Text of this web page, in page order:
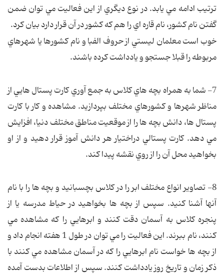
ترتيب ادامه مي يابد. در نوع ديگري از اين فعاليت مي توان ضمن
گفتن نام كشور، نام قاره اي را هم كه كشور در آن قرار دارد بيان كرد.
خوب است معلمان ليستي از حروف الفبا و نام كشورها يا شهرهاي
مربوطه را قبلا جستجو و يادداشت كرده باشند.
7- شما به همراه بچه هاي كلاس به جمع آوري كارت پستال هايي از
مناظر شهرها و كشورهاي مختلف بپردازيد. مشاهده و كار با كارت
پستال ها، دانش بچه ها را از موقعيت مناطق مختلف دنيا، افزايش
مي دهد. كارت پستالي دراختيار هر دانش آموز قرار دهيد و از او
بخواهيد محل آن را از روي نقشه پيدا كند.
8- تصاوير انواع مختلف ابر را در كلاس بچسبانيد و بچه ها را با نام
آنها آشنا كنيد. سپس از بچه ها بخواهيد در حياط مدرسه يا از
پنجره كلاس به آسمان دقت كنند و ابرهايي را كه مشاهده مي
كنند، نام ببرند. اين فعاليت را مي توان در طول 1 هفته انجام داد و
از بچه ها خواست نام ابرهايي را كه در آسمان مشاهده مي كنند با
ذكر زمان و تاريخ روز يادداشت كنند. سپس از اطلاعات بدست آمده